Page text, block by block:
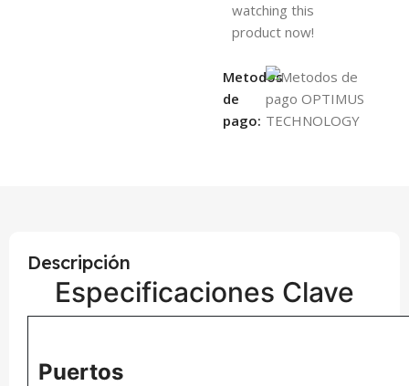
watching this
product now!
Metodos
de
pago:
Descripción
Especificaciones Clave
Puertos